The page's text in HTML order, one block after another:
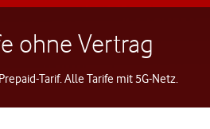
ohne Vertrag
Tarif. Alle Tarife mit 5G-Netz.